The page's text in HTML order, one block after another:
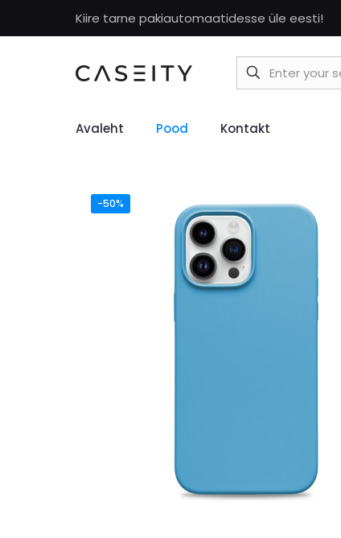
Kiire tarne pakiautomaatidesse üle eesti!
Avaleht Pood Kontakt
-50%